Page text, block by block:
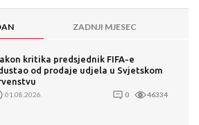
ZADNJI MJESEC
kritika predsjednik FIFA-e
od prodaje udjela u Svjetskom
01.08.2026. 0 46334